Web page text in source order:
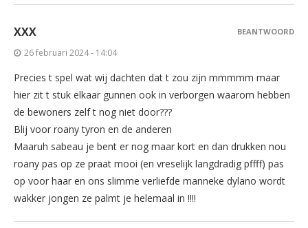
XXX
26 februari 2024 - 14:04
Precies t spel wat wij dachten dat t zou zijn mmmmm maar
hier zit t stuk elkaar gunnen ook in verborgen waarom hebben
de bewoners zelf t nog niet door???
Blij voor roany tyron en de anderen
Maaruh sabeau je bent er nog maar kort en dan drukken nou
roany pas op ze praat mooi (en vreselijk langdradig pffff) pas
op voor haar en ons slimme verliefde manneke dylano wordt
wakker jongen ze palmt je helemaal in !!!!
BEANTWOORD